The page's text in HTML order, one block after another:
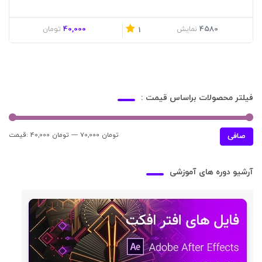
4580 نمایش 1
40,000 تومان
فیلتر محصولات براساس قیمت :
صافی قيمت: 40,000 تومان — 70,000 تومان
آرشیو دوره های آموزشی